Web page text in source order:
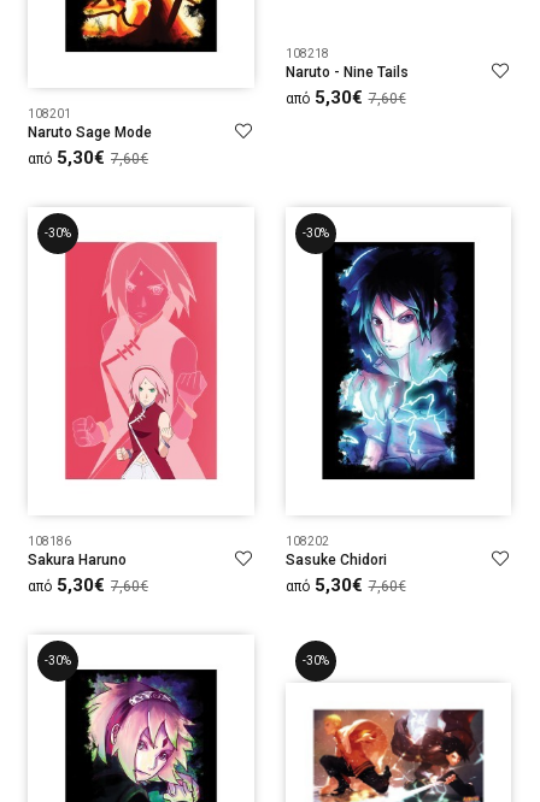
108201
Naruto Sage Mode
από 5,30€ 7,60€
108218
Naruto - Nine Tails
από 5,30€ 7,60€
-30%
108186
Sakura Haruno
από 5,30€ 7,60€
-30%
108202
Sasuke Chidori
από 5,30€ 7,60€
-30% -30%